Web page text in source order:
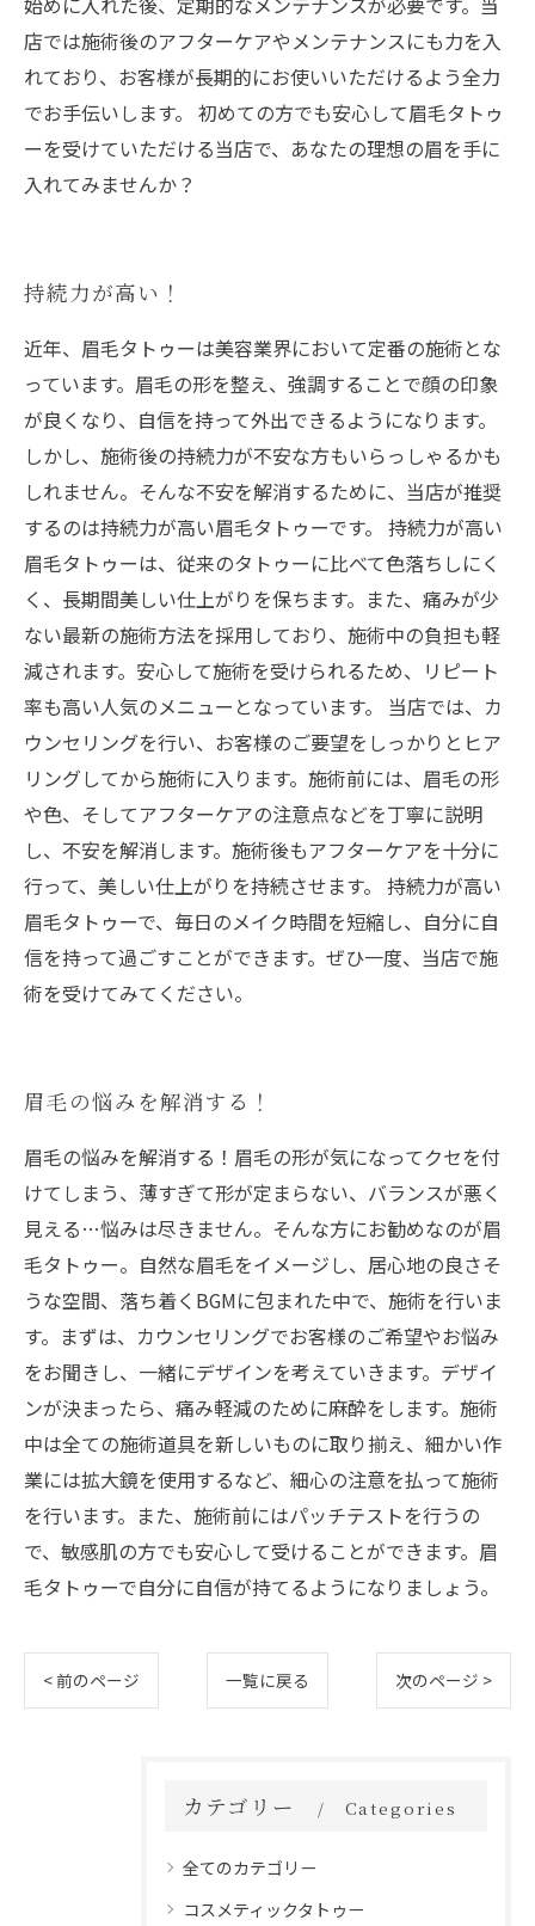
店では施術後のアフターケアやメンテナンスにも力を入
れており、お客様が長期的にお使いいただけるよう全力
でお手伝いします。 初めての方でも安心して眉毛タトゥ
ーを受けていただける当店で、あなたの理想の眉を手に
入れてみませんか？
持続力が高い！
近年、眉毛タトゥーは美容業界において定番の施術とな
っています。眉毛の形を整え、強調することで顔の印象
が良くなり、自信を持って外出できるようになります。
しかし、施術後の持続力が不安な方もいらっしゃるかも
しれません。そんな不安を解消するために、当店が推奨
するのは持続力が高い眉毛タトゥーです。 持続力が高い
眉毛タトゥーは、従来のタトゥーに比べて色落ちしにく
く、長期間美しい仕上がりを保ちます。また、痛みが少
ない最新の施術方法を採用しており、施術中の負担も軽
減されます。安心して施術を受けられるため、リピート
率も高い人気のメニューとなっています。 当店では、カ
ウンセリングを行い、お客様のご要望をしっかりとヒア
リングしてから施術に入ります。施術前には、眉毛の形
や色、そしてアフターケアの注意点などを丁寧に説明
し、不安を解消します。施術後もアフターケアを十分に
行って、美しい仕上がりを持続させます。 持続力が高い
眉毛タトゥーで、毎日のメイク時間を短縮し、自分に自
信を持って過ごすことができます。ぜひ一度、当店で施
術を受けてみてください。
眉毛の悩みを解消する！
眉毛の悩みを解消する！眉毛の形が気になってクセを付
けてしまう、薄すぎて形が定まらない、バランスが悪く
見える…悩みは尽きません。そんな方にお勧めなのが眉
毛タトゥー。自然な眉毛をイメージし、居心地の良さそ
うな空間、落ち着くBGMに包まれた中で、施術を行いま
す。まずは、カウンセリングでお客様のご希望やお悩み
をお聞きし、一緒にデザインを考えていきます。デザイ
ンが決まったら、痛み軽減のために麻酔をします。施術
中は全ての施術道具を新しいものに取り揃え、細かい作
業には拡大鏡を使用するなど、細心の注意を払って施術
を行います。また、施術前にはパッチテストを行うの
で、敏感肌の方でも安心して受けることができます。眉
毛タトゥーで自分に自信が持てるようになりましょう。
< 前のページ 一覧に戻る 次のページ >
カテゴリー Categories
全てのカテゴリー
コスメティックタトゥー